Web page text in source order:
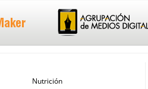
Nutrición